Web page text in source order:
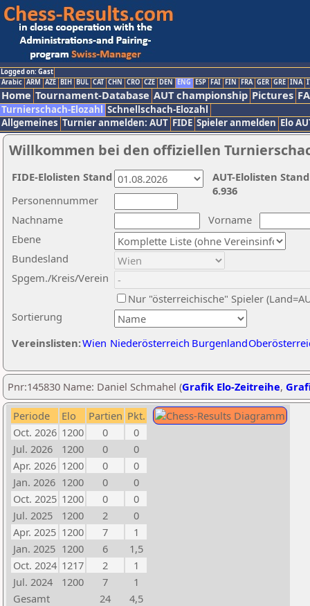
Logged on: Gast
Arabic ARM AZE BIH BUL CAT CHN CRO CZE DEN ENG ESP FAI FIN FRA GER GRE INA
Home Tournament-Database AUT championship Pictures
Turnierschach-Elozahl Schnellschach-Elozahl
Allgemeines Turnier anmelden: AUT FIDE Spieler anmelden Elo
Willkommen bei den offiziellen
Nachname
Vorname
Ebene
Sortierung
Personennummer
Bundesland
Spgem./Kreis/Verein
Nur "österreichische" Spieler
Vereinslisten:Wien Niederösterreich Burgenland
AUT-Elolisten
6.936
FIDE-Elolisten Stand
Pnr:145830 Name: Daniel Schmahel (Grafik Elo-Zeitreihe,
Periode Elo Partien Pkt.
Oct. 2026 1200 0
0
Jul. 2026
1200 0
0
Apr. 2026 1200 0
0
Jan. 2026 1200 0
0
Oct. 2025 1200 0
0
Jul. 2025
1200 2
0
Apr. 2025 1200 7
1
Jan. 2025 1200 6
1,5
Oct. 2024 1217 2
1
Jul. 2024
1200 7
1
Gesamt
24 4,5